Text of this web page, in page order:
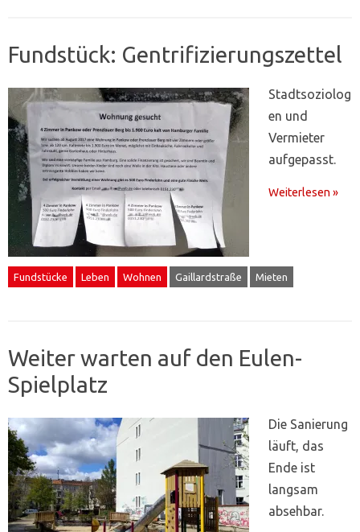
Fundstück: Gentrifizierungszettel
Stadtsoziolog
en und
Vermieter
aufgepasst.
Weiterlesen »
Fundstücke Leben Wohnen Gaillardstraße Mieten
Weiter warten auf den Eulen-
Spielplatz
Die Sanierung
läuft, das
Ende ist
langsam
absehbar.